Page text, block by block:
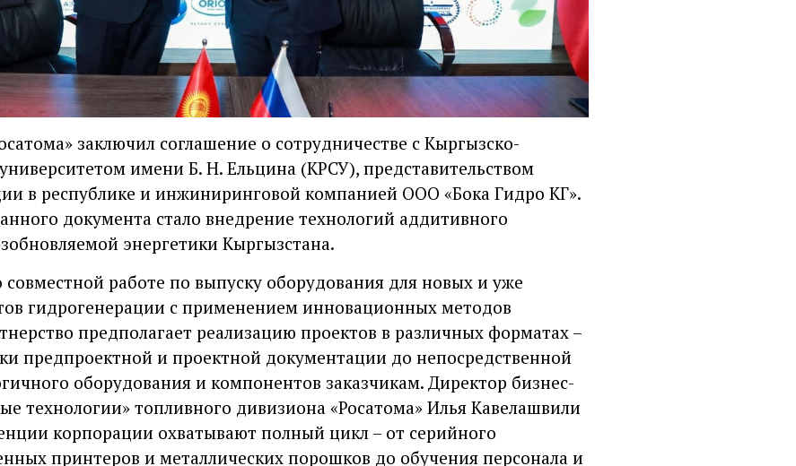
заключил соглашение о сотрудничестве с Кыргызско-
имени Б. Н. Ельцина (КРСУ), представительством
в республике и инжиниринговой компанией ООО «Бока Гидро КГ».
документа стало внедрение технологий аддитивного
энергетики Кыргызстана.
работе по выпуску оборудования для новых и уже
гидрогенерации с применением инновационных методов
предполагает реализацию проектов в различных форматах –
предпроектной и проектной документации до непосредственной
оборудования и компонентов заказчикам. Директор бизнес-
технологии» топливного дивизиона «Росатома» Илья Кавелашвили
корпорации охватывают полный цикл – от серийного
принтеров и металлических порошков до обучения персонала и